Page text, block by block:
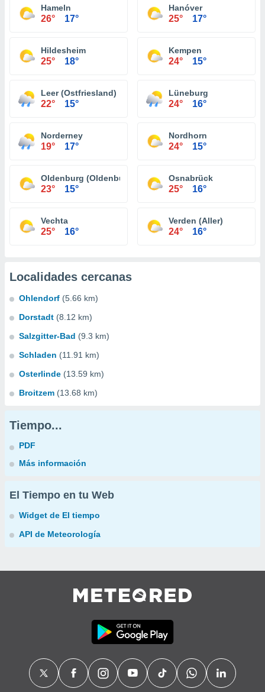
Hameln
26° 17°
Hanóver
25° 17°
Hildesheim
25° 18°
Kempen
24° 15°
Leer (Ostfriesland)
22° 15°
Lüneburg
24° 16°
Norderney
19° 17°
Nordhorn
24° 15°
Oldenburg (Oldenburg)
23° 15°
Osnabrück
25° 16°
Vechta
25° 16°
Verden (Aller)
24° 16°
Localidades cercanas
Ohlendorf (5.66 km)
Dorstadt (8.12 km)
Salzgitter-Bad (9.3 km)
Schladen (11.91 km)
Osterlinde (13.59 km)
Broitzem (13.68 km)
Tiempo...
PDF
Más información
El Tiempo en tu Web
Widget de El tiempo
API de Meteorología